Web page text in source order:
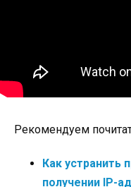
Рекомендуем
Как устранить
получении IP-